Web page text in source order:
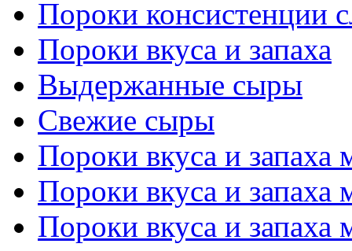
Пороки консистенции
Пороки вкуса и запаха
Выдержанные сыры
Свежие сыры
Пороки вкуса и запаха
Пороки вкуса и запаха
Пороки вкуса и запаха